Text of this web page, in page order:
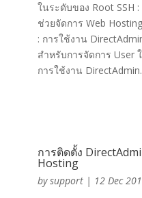
ในระดับของ Root SSH
ช่วยจัดการ Web
: การใช้งาน
สำหรับการจัดการ User
การใช้งาน
การติดตั้ง
Hosting
bysupport| 12 Dec